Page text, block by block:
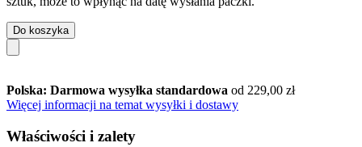
Do koszyka
Polska: Darmowa wysyłka standardowa od 229,00 zł
Więcej informacji na temat wysyłki i dostawy
Właściwości i zalety